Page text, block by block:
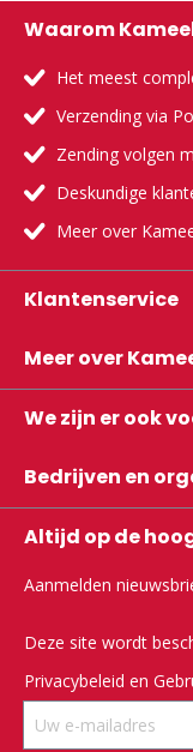
Waarom
Het meest
Verzending via
Zending volgen
Deskundige
Meer over
Klantenservice
Meer over
We zijn er ook
Bedrijven en
Altijd op de
Aanmelden
Deze site wordt
Privacybeleid en